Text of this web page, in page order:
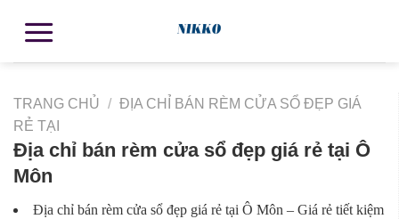
TRANG CHỦ / ĐỊA CHỈ BÁN RÈM CỬA SỔ ĐẸP GIÁ
RẺ TẠI
Địa chỉ bán rèm cửa sổ đẹp giá rẻ tại Ô
Môn
Địa chỉ bán rèm cửa sổ đẹp giá rẻ tại Ô Môn – Giá rẻ tiết kiệm